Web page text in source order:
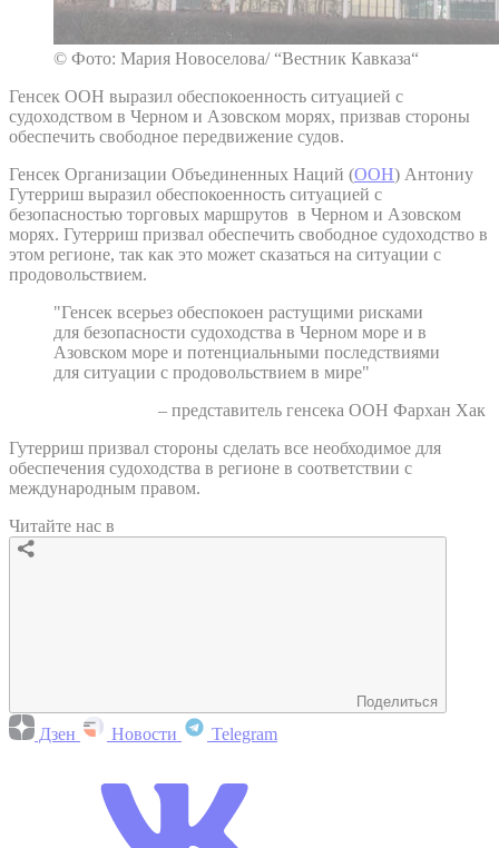
© Фото: Мария Новоселова/ “Вестник Кавказа“
Генсек ООН выразил обеспокоенность ситуацией с
судоходством в Черном и Азовском морях, призвав стороны
обеспечить свободное передвижение судов.
Генсек Организации Объединенных Наций (ООН) Антониу
Гутерриш выразил обеспокоенность ситуацией с
безопасностью торговых маршрутов в Черном и Азовском
морях. Гутерриш призвал обеспечить свободное судоходство в
этом регионе, так как это может сказаться на ситуации с
продовольствием.
"Генсек всерьез обеспокоен растущими рисками
для безопасности судоходства в Черном море и в
Азовском море и потенциальными последствиями
для ситуации с продовольствием в мире"
– представитель генсека ООН Фархан Хак
Гутерриш призвал стороны сделать все необходимое для
обеспечения судоходства в регионе в соответствии с
международным правом.
Читайте нас в
Поделиться
Дзен Новости Telegram